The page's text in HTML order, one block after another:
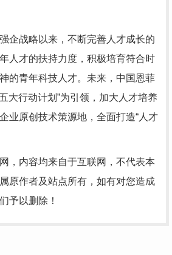
企战略以来，不断完善人才成长的
人才的扶持力度，积极培育符合时
的青年科技人才。未来，中国恩菲
大行动计划”为引领，加大人才培养
业原创技术策源地，全面打造“人才
，内容均来自于互联网，不代表本
原作者及站点所有，如有对您造成
予以删除！